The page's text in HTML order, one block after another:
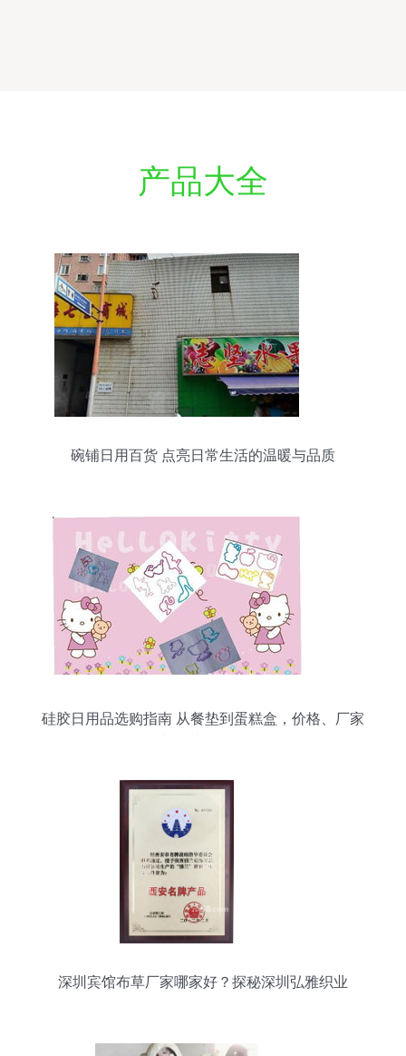
产品大全
碗铺日用百货 点亮日常生活的温暖与品质
硅胶日用品选购指南 从餐垫到蛋糕盒，价格、厂家
深圳宾馆布草厂家哪家好？探秘深圳弘雅织业